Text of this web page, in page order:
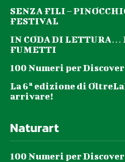
SENZA FILI –
FESTIVAL
IN CODA DI LETTURA…
FUMETTI
100 Numeri per
La 6ª edizione di
arrivare!
Naturart
100 Numeri per